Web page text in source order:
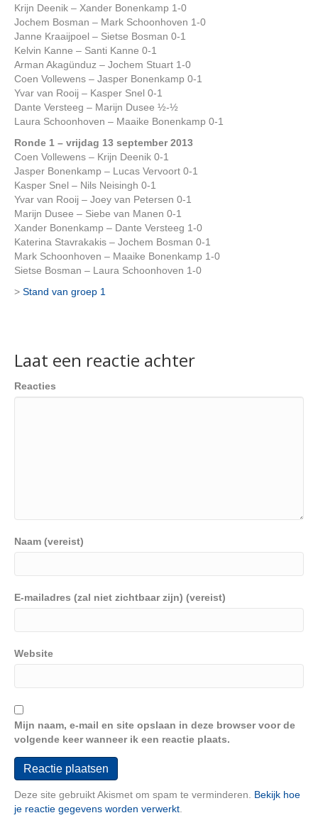
Krijn Deenik – Xander Bonenkamp 1-0
Jochem Bosman – Mark Schoonhoven 1-0
Janne Kraaijpoel – Sietse Bosman 0-1
Kelvin Kanne – Santi Kanne 0-1
Arman Akagünduz – Jochem Stuart 1-0
Coen Vollewens – Jasper Bonenkamp 0-1
Yvar van Rooij – Kasper Snel 0-1
Dante Versteeg – Marijn Dusee ½-½
Laura Schoonhoven – Maaike Bonenkamp 0-1
Ronde 1 – vrijdag 13 september 2013
Coen Vollewens – Krijn Deenik 0-1
Jasper Bonenkamp – Lucas Vervoort 0-1
Kasper Snel – Nils Neisingh 0-1
Yvar van Rooij – Joey van Petersen 0-1
Marijn Dusee – Siebe van Manen 0-1
Xander Bonenkamp – Dante Versteeg 1-0
Katerina Stavrakakis – Jochem Bosman 0-1
Mark Schoonhoven – Maaike Bonenkamp 1-0
Sietse Bosman – Laura Schoonhoven 1-0
> Stand van groep 1
Laat een reactie achter
Reacties
Naam (vereist)
E-mailadres (zal niet zichtbaar zijn) (vereist)
Website
Mijn naam, e-mail en site opslaan in deze browser voor de
volgende keer wanneer ik een reactie plaats.
Deze site gebruikt Akismet om spam te verminderen. Bekijk hoe
je reactie gegevens worden verwerkt